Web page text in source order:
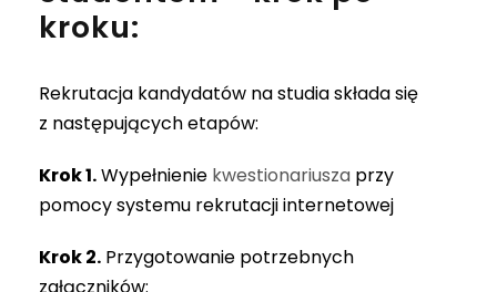
kroku:
Rekrutacja kandydatów na studia składa się
z następujących etapów:
Krok 1.Wypełnienie kwestionariusza przy
pomocy systemu rekrutacji internetowej
Krok 2. Przygotowanie potrzebnych
załączników: